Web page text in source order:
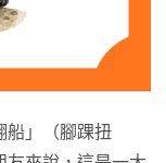
船」（腳踝扭